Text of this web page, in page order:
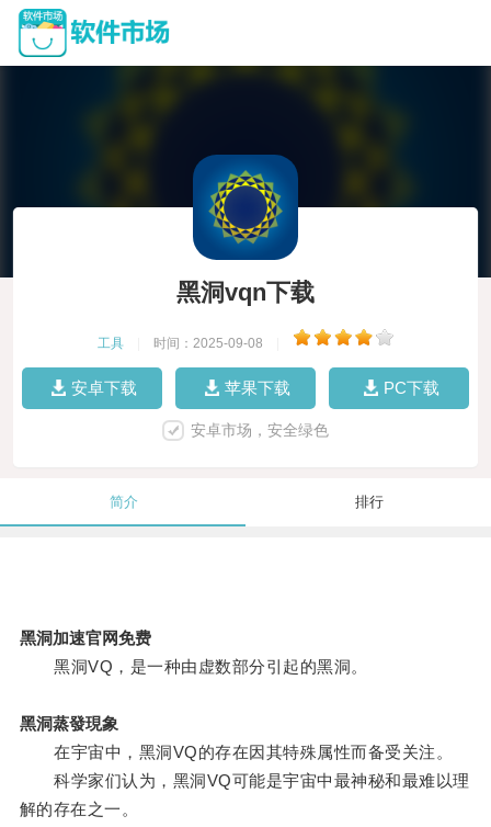
黑洞vqn下载
工具 时间：2025-09-08
安卓下载 苹果下载 PC下载
安卓市场，安全绿色
简介 排行
黑洞加速官网免费
黑洞VQ，是一种由虚数部分引起的黑洞。
黑洞蒸發現象
在宇宙中，黑洞VQ的存在因其特殊属性而备受关注。
科学家们认为，黑洞VQ可能是宇宙中最神秘和最难以理
解的存在之一。